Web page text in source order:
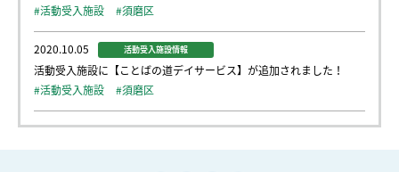
#活動受入施設
#須磨区
2020.10.05 活動受入施設情報
活動受入施設に【ことばの道デイサービス】が追加されました！
#活動受入施設
#須磨区